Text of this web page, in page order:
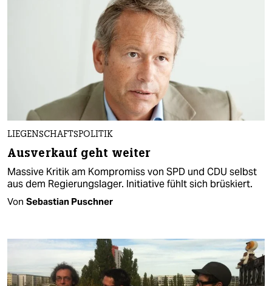
LIEGENSCHAFTSPOLITIK
Ausverkauf geht weiter
Massive Kritik am Kompromiss von SPD und CDU selbst
aus dem Regierungslager. Initiative fühlt sich brüskiert.
Von Sebastian Puschner